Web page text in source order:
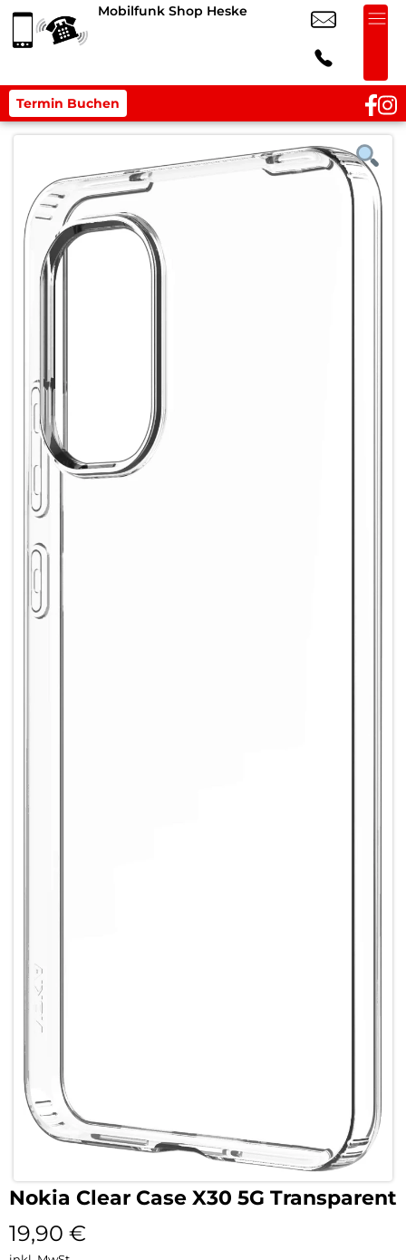
Mobilfunk Shop Heske
Termin Buchen
Nokia Clear Case X30 5G Transparent
19,90 €